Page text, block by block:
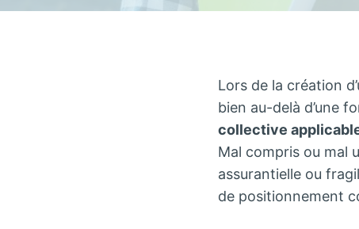
Lors de la création
bien au-delà d’une
collective
Mal compris ou mal
assurantielle ou
de positionnement